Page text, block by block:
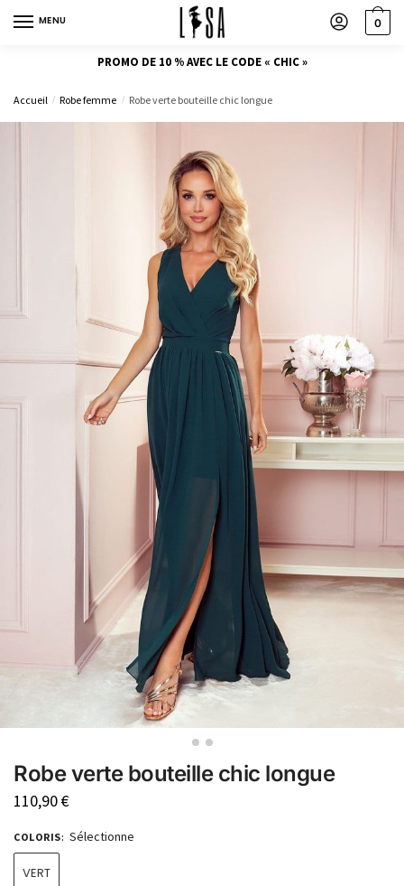
MENU 0
PROMO DE 10 % AVEC LE CODE « CHIC »
Accueil / Robe femme / Robe verte bouteille chic longue
Robe verte bouteille chic longue
110,90€
COLORIS: Sélectionne
VERT